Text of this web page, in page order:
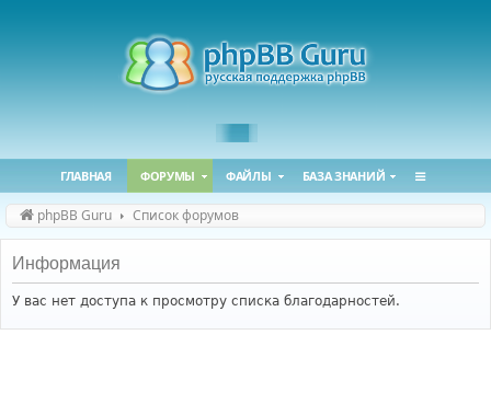
ГЛАВНАЯ ФОРУМЫ ФАЙЛЫ БАЗА ЗНАНИЙ
phpBB Guru Список форумов
Информация
У вас нет доступа к просмотру списка благодарностей.